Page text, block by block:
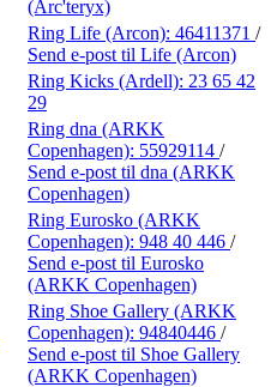
(Arc'teryx)
Ring Life (Arcon): 46411371 /
Send e-post til Life (Arcon)
Ring Kicks (Ardell): 23 65 42
29
Ring dna (ARKK
Copenhagen): 55929114 /
Send e-post til dna (ARKK
Copenhagen)
Ring Eurosko (ARKK
Copenhagen): 948 40 446 /
Send e-post til Eurosko
(ARKK Copenhagen)
Ring Shoe Gallery (ARKK
Copenhagen): 94840446 /
Send e-post til Shoe Gallery
(ARKK Copenhagen)